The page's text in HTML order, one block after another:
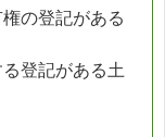
の登記がある
登記がある土